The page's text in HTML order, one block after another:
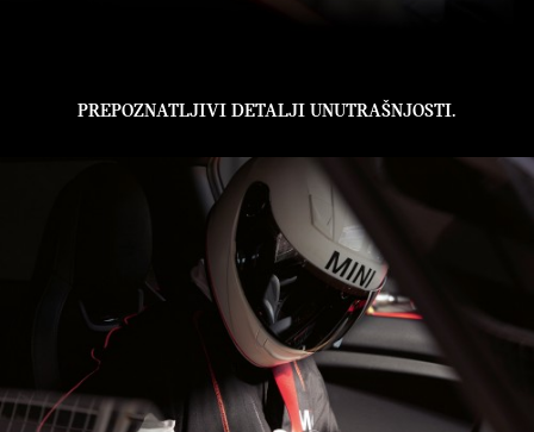
PREPOZNATLJIVI DETALJI UNUTRAŠNJOSTI.